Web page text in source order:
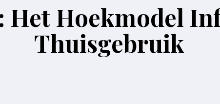
Het Hoekmodel
Thuisgebruik